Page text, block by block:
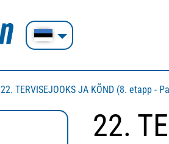
22. TERVISEJOOKS JA KÕND (8. etapp -
22.